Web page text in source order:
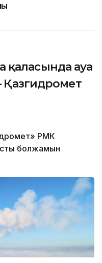
қаласында ауа
Қазгидромет
РМК
болжамын